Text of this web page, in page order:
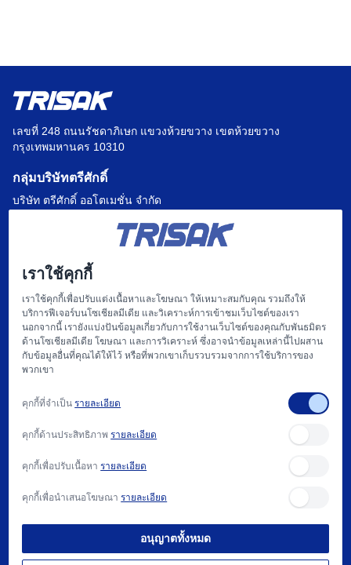
เลขที่ 248 ถนนรัชดาภิเษก แขวงห้วยขวาง เขตห้วยขวาง
กรุงเทพมหานคร 10310
กลุ่มบริษัทตรีศักดิ์
บริษัท ตรีศักดิ์ ออโตเมชั่น จำกัด
บริษัท แฟคตอรี่ ออโตเมชั่น เซ็นเตอร์ จำกัด
บริษัท ไฮทรอน-ตรีศักดิ์ จำกัด
หน้าแรก
เกี่ยวกับเรา
สนับสนุน
ติดต่อเรา
วิธีการซื้อ และ นโยบาย
ต้องการความช่วยเหลือ?
เราใช้คุกกี้
เราใช้คุกกี้เพื่อปรับแต่งเนื้อหาและโฆษณา ให้เหมาะสมกับคุณ รวมถึงให้
บริการฟีเจอร์บนโซเชียลมีเดีย และวิเคราะห์การเข้าชมเว็บไซต์ของเรา
นอกจากนี้ เรายังแบ่งปันข้อมูลเกี่ยวกับการใช้งานเว็บไซต์ของคุณกับพันธมิตร
ด้านโซเชียลมีเดีย โฆษณา และการวิเคราะห์ ซึ่งอาจนำข้อมูลเหล่านี้ไปผสาน
กับข้อมูลอื่นที่คุณได้ให้ไว้ หรือที่พวกเขาเก็บรวบรวมจากการใช้บริการของ
พวกเขา
คุกกี้ที่จำเป็นรายละเอียด
คุกกี้ด้านประสิทธิภาพรายละเอียด
คุกกี้เพื่อปรับเนื้อหารายละเอียด
คุกกี้เพื่อนำเสนอโฆษณารายละเอียด
อนุญาตทั้งหมด